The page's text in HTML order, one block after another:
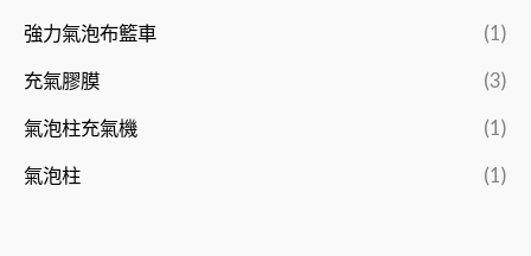
強力氣泡布籃車 (1)
充氣膠膜 (3)
氣泡柱充氣機 (1)
氣泡柱 (1)